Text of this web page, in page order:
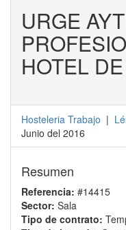
URGE
HOTEL
Hosteleria Trabajo |
Junio del 2016
Resumen
Referencia: #14415
Sector: Sala
Tipo de contrato: